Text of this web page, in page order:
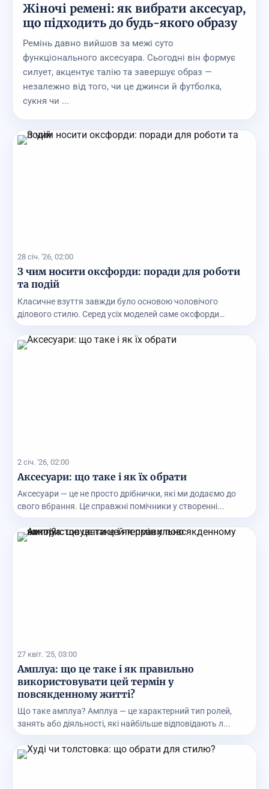
Жіночі ремені: як вибрати аксесуар,
що підходить до будь-якого образу
Ремінь давно вийшов за межі суто
функціонального аксесуара. Сьогодні він формує
силует, акцентує талію та завершує образ —
незалежно від того, чи це джинси й футболка,
сукня чи ...
28 січ. '26, 02:00
З чим носити оксфорди: поради для роботи
та подій
Класичне взуття завжди було основою чоловічого
ділового стилю. Серед усіх моделей саме оксфорди
2 січ. '26, 02:00
Аксесуари: що таке і як їх обрати
Аксесуари — це не просто дрібнички, які ми додаємо до
свого вбрання. Це справжні помічники у створенні...
27 квіт. '25, 03:00
Амплуа: що це таке і як правильно
використовувати цей термін у
повсякденному житті?
Що таке амплуа? Амплуа — це характерний тип ролей,
занять або діяльності, які найбільше відповідають л...